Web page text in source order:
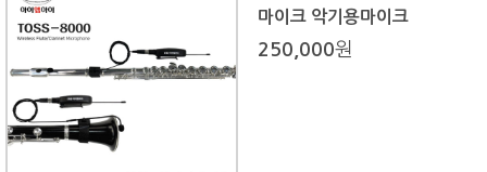
마이크 악기용마이크
250,000원